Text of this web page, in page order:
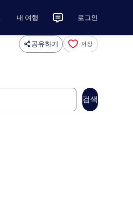
내 여행 로그인
공유하기 저장
검색